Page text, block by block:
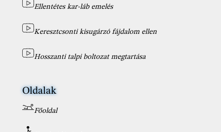
Ellentétes kar-láb emelés
Keresztcsonti kisugárzó fájdalom ellen
Hosszanti talpi boltozat megtartása
Oldalak
Főoldal